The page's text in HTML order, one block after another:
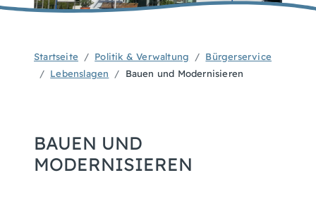
Startseite Politik & Verwaltung
Bürgerservice
Lebenslagen
Bauen und Modernisieren
BAUEN UND
MODERNISIEREN